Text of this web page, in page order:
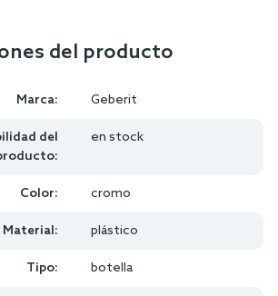
del producto
Marca: Geberit
del
en stock
Color: cromo
Material: plástico
Tipo: botella